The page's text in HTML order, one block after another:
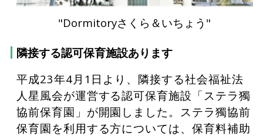
"Dormitoryさくら＆いちょう"
隣接する認可保育施設あります
平成23年4月1日より、隣接する社会福祉法
人星風会が運営する認可保育施設「ステラ獨
協前保育園」が開園しました。ステラ獨協前
保育園を利用する方については、保育料補助